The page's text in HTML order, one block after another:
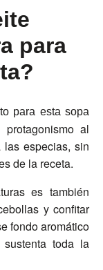
para
para esta sopa
al
especias, sin
de la receta.
es también
y confitar
fondo aromático
toda la